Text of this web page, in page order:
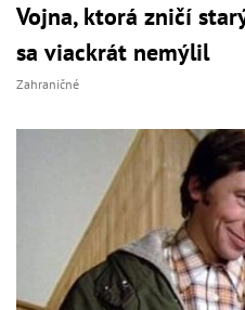
Vojna, ktorá zničí
sa viackrát nemýlil
Zahraničné